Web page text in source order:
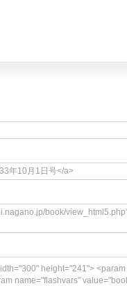
年10月1日号</a>
book/
height="241"> <param
name="flashvars"